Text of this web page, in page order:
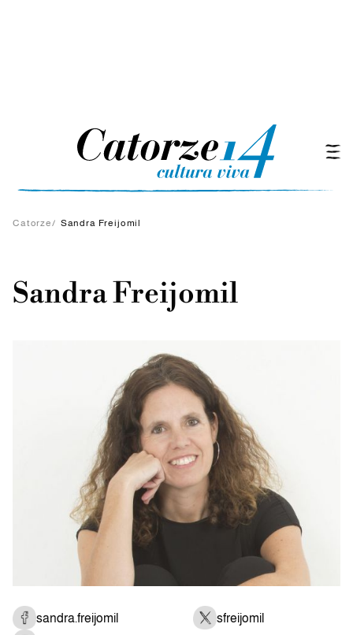
Catorze/ Sandra Freijomil
Sandra Freijomil
sandra.freijomil
sfreijomil